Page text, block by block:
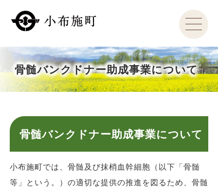
骨髄バンクドナー助成事業について
骨髄バンクドナー助成事業について
小布施町では、骨髄及び抹梢血幹細胞（以下「骨髄
等」という。）の適切な提供の推進を図るため、骨髄